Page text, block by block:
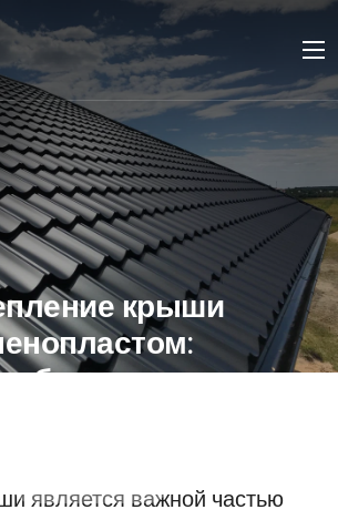
крыши
и
является важной частью